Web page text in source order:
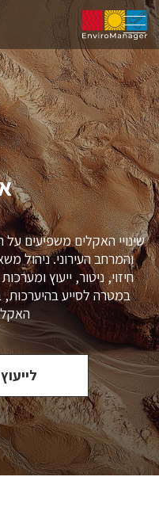
שינויי האקלים משפיעים
והמרחב העירוני. ניהול
חיזוי, ניטור, ייעוץ
במטרה לסייע בהיערכות,